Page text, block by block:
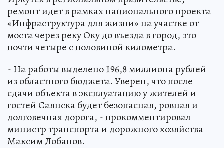
ремонт идет в рамках национального проекта
«Инфраструктура для жизни» на участке от
моста через реку Оку до въезда в город, это
почти четыре с половиной километра.
- На работы выделено 196,8 миллиона рублей
из областного бюджета. Уверен, что после
сдачи объекта в эксплуатацию у жителей и
гостей Саянска будет безопасная, ровная и
долговечная дорога, - прокомментировал
министр транспорта и дорожного хозяйства
Максим Лобанов.